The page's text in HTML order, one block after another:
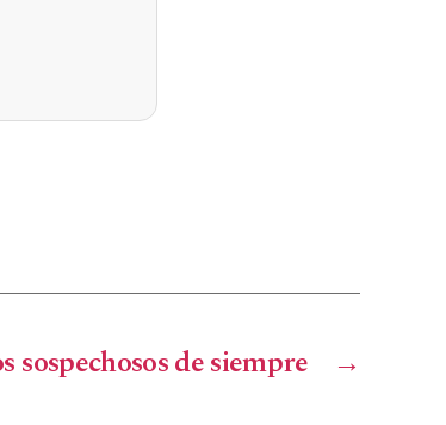
→
sospechosos de siempre